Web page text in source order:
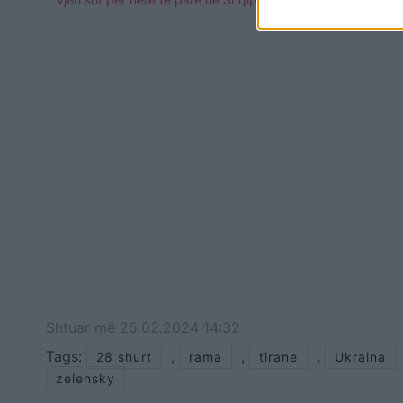
Shtuar më 25.02.2024 14:32
Tags:
28 shurt , rama , tirane , Ukraina
zelensky